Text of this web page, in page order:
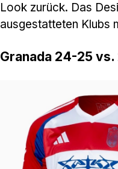
Look zurück. Das
ausgestatteten Klubs
Granada 24-25